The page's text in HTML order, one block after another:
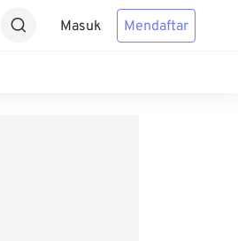
Masuk Mendaftar